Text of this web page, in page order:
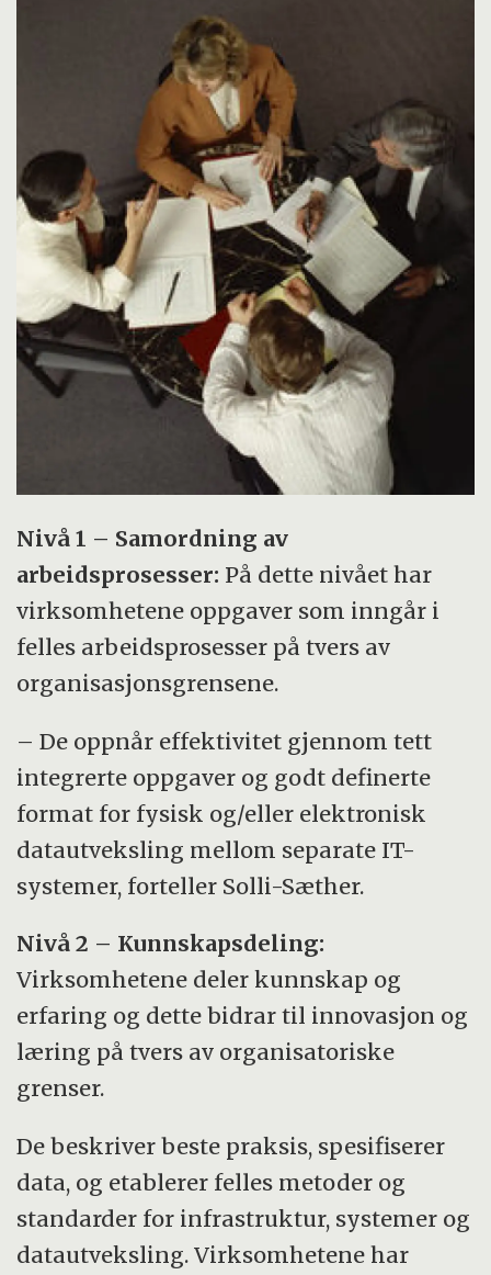
Nivå 1 – Samordning av
arbeidsprosesser: På dette nivået har
virksomhetene oppgaver som inngår i
felles arbeidsprosesser på tvers av
organisasjonsgrensene.
– De oppnår effektivitet gjennom tett
integrerte oppgaver og godt definerte
format for fysisk og/eller elektronisk
datautveksling mellom separate IT-
systemer, forteller Solli-Sæther.
Nivå 2 – Kunnskapsdeling:
Virksomhetene deler kunnskap og
erfaring og dette bidrar til innovasjon og
læring på tvers av organisatoriske
grenser.
De beskriver beste praksis, spesifiserer
data, og etablerer felles metoder og
standarder for infrastruktur, systemer og
datautveksling. Virksomhetene har